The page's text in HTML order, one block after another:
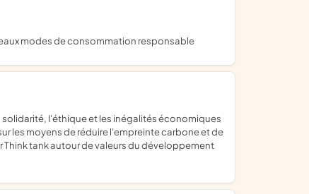
modes de consommation responsable
les moyens de réduire l'empreinte carbone et de
tank autour de valeurs du développement